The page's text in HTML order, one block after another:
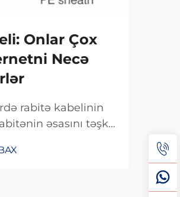
Onlar Çox
Necə
rabitə kabelinin
əsasını təşkil
şəkildə uzaq